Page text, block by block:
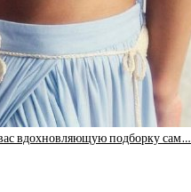
вдохновляющую подборку сам…